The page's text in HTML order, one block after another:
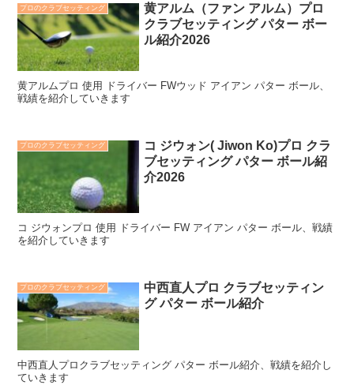
プロのクラブセッティング
黄アルム（ファン アルム）プロ
クラブセッティング パター ボー
ル紹介2026
黄アルムプロ 使用 ドライバー FWウッド アイアン パター ボール、
戦績を紹介していきます
プロのクラブセッティング
コ ジウォン( Jiwon Ko)プロ クラ
ブセッティング パター ボール紹
介2026
コ ジウォンプロ 使用 ドライバー FW アイアン パター ボール、戦績
を紹介していきます
プロのクラブセッティング
中西直人プロ クラブセッティン
グ パター ボール紹介
中西直人プロクラブセッティング パター ボール紹介、戦績を紹介し
ていきます